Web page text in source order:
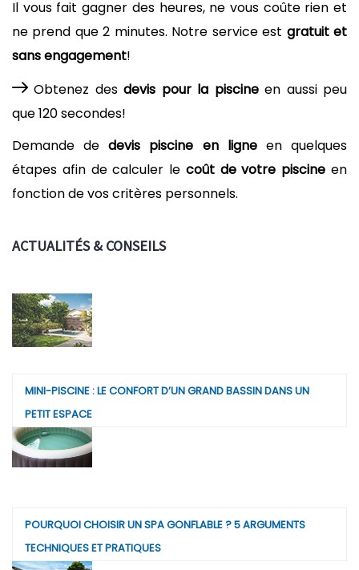
Il vous fait gagner des heures, ne vous coûte rien et
ne prend que 2 minutes. Notre service est gratuit et
sans engagement!
Obtenez desdevis pour la piscineen aussi peu
que 120 secondes!
Demande dedevis piscine en ligneen quelques
étapes afin de calculer le coût de votre piscine en
fonction de vos critères personnels.
ACTUALITÉS & CONSEILS
MINI-PISCINE : LE CONFORT D’UN GRAND BASSIN DANS UN
PETIT ESPACE
POURQUOI CHOISIR UN SPA GONFLABLE ? 5 ARGUMENTS
TECHNIQUES ET PRATIQUES